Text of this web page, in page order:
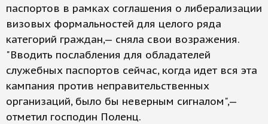
паспортов в рамках соглашения о либерализации
визовых формальностей для целого ряда
категорий граждан,— сняла свои возражения.
"Вводить послабления для обладателей
служебных паспортов сейчас, когда идет вся эта
кампания против неправительственных
организаций, было бы неверным сигналом",—
отметил господин Поленц.